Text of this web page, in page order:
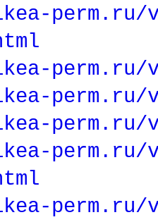
perm.ru/
perm.ru/
perm.ru/
perm.ru/
perm.ru/
perm.ru/